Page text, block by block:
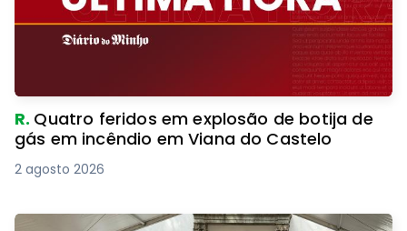
R. Quatro feridos em explosão de botija de
gás em incêndio em Viana do Castelo
2 agosto 2026